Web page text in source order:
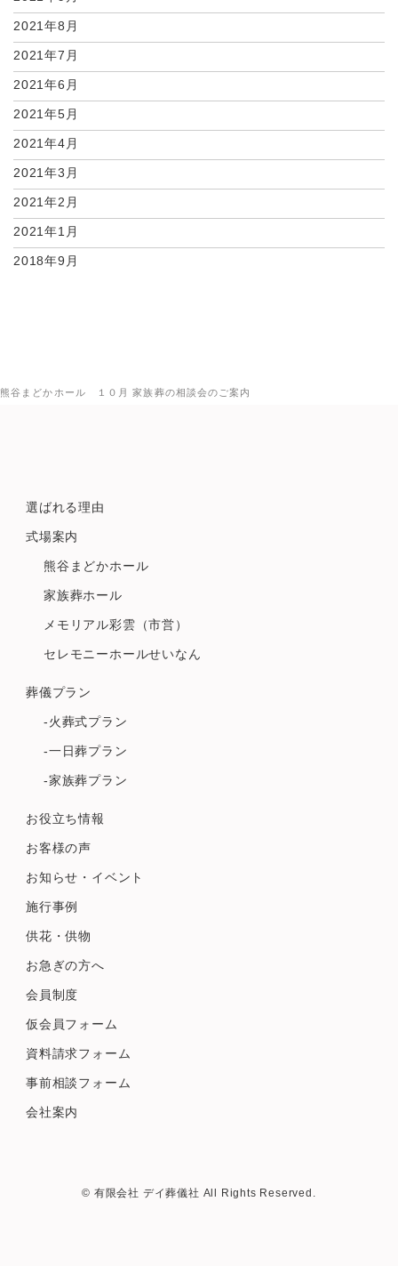
熊谷まどかホール １０月 家族葬の相談会のご案内
2021年8月
2021年7月
2021年6月
2021年5月
2021年4月
2021年3月
2021年2月
2021年1月
2018年9月
選ばれる理由
式場案内
熊谷まどかホール
家族葬ホール
メモリアル彩雲（市営）
セレモニーホールせいなん
葬儀プラン
-火葬式プラン
-一日葬プラン
-家族葬プラン
お役立ち情報
お客様の声
お知らせ・イベント
施行事例
供花・供物
お急ぎの方へ
会員制度
仮会員フォーム
資料請求フォーム
事前相談フォーム
会社案内
© 有限会社 デイ葬儀社 All Rights Reserved.